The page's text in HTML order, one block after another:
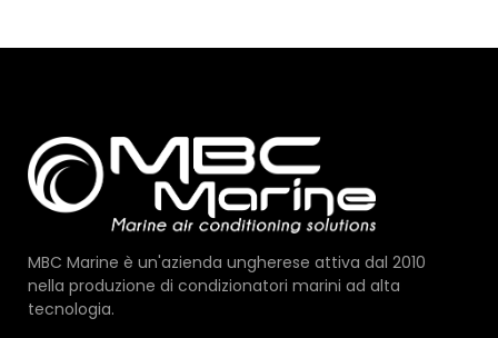
MBC Marine è un'azienda ungherese attiva dal 2010
nella produzione di condizionatori marini ad alta
tecnologia.